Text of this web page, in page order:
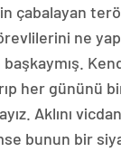
çabalayan
ne
her gününü
Aklını
bunun bir